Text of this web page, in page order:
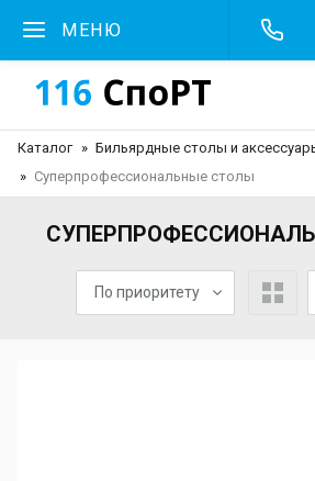
МЕНЮ
Каталог
Бильярдные столы и
Суперпрофессиональные столы
По приоритету